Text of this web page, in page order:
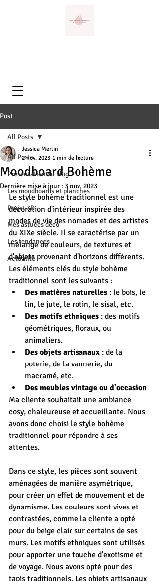
Post
All Posts
Présentation du blog
Les moodboards et planches
Projet 3D
Mes astuces déco
Les tendances
Actualité
All Posts
Moodboard Bohème
Jessica Merlin
2 nov. 2023 1 min de lecture
Dernière mise à jour : 3 nov. 2023
Le style bohème traditionnel est une
décoration d'intérieur inspirée des
modes de vie des nomades et des artistes
du XIXe siècle. Il se caractérise par un
mélange de couleurs, de textures et
d'objets provenant d'horizons différents.
Les éléments clés du style bohème
traditionnel sont les suivants :
Des matières naturelles : le bois, le
lin, le jute, le rotin, le sisal, etc.
Des motifs ethniques : des motifs
géométriques, floraux, ou
animaliers.
Des objets artisanaux : de la
poterie, de la vannerie, du
macramé, etc.
Des meubles vintage ou d'occasion
Ma cliente souhaitait une ambiance
cosy, chaleureuse et accueillante. Nous
avons donc choisi le style bohème
traditionnel pour répondre à ses
attentes.
Dans ce style, les pièces sont souvent
aménagées de manière asymétrique,
pour créer un effet de mouvement et de
dynamisme. Les couleurs sont vives et
contrastées, comme la cliente a opté
pour du beige clair sur certains de ses
murs. Les motifs ethniques sont utilisés
pour apporter une touche d'exotisme et
de voyage. Nous avons opté pour des
tapis traditionnels. Les objets artisanaux